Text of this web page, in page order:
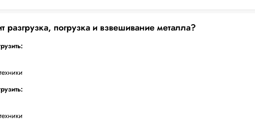
разгрузка, погрузка и взвешивание металла?